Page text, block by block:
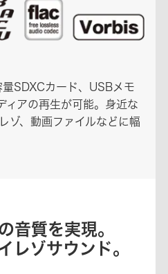
SDXCカード、USBメモ
ィアの再生が可能。身近な
ゾ、動画ファイルなどに幅
音質を実現。
レゾサウンド。